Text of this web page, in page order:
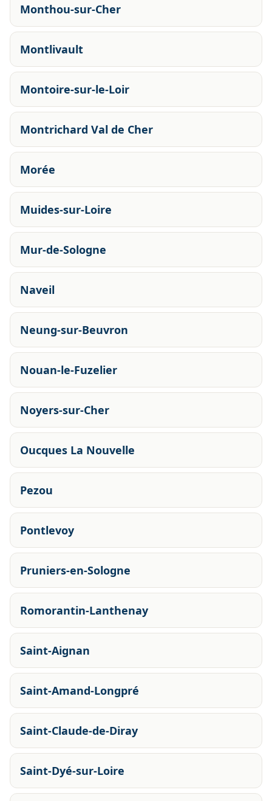
Monthou-sur-Cher
Montlivault
Montoire-sur-le-Loir
Montrichard Val de Cher
Morée
Muides-sur-Loire
Mur-de-Sologne
Naveil
Neung-sur-Beuvron
Nouan-le-Fuzelier
Noyers-sur-Cher
Oucques La Nouvelle
Pezou
Pontlevoy
Pruniers-en-Sologne
Romorantin-Lanthenay
Saint-Aignan
Saint-Amand-Longpré
Saint-Claude-de-Diray
Saint-Dyé-sur-Loire